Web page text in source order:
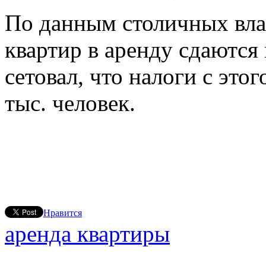
По данным столичных
квартир в аренду
сетовал, что налоги с
тыс. человек.
Нравится
аренда квартиры